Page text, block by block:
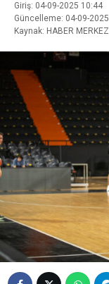
Giriş: 04-09-2025 10:44
Güncelleme: 04-09-
Kaynak: HABER MERKEZI